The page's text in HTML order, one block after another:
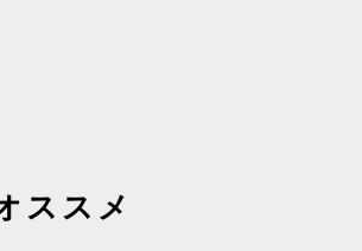
ススメ